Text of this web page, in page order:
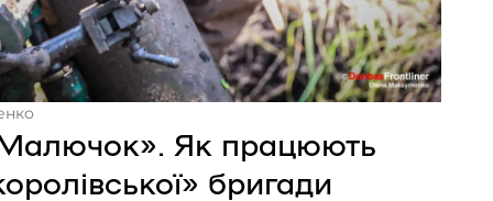
Як працюють
бригади